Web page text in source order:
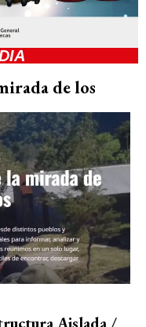
de los